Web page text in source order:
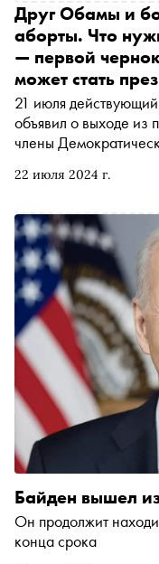
22 июля 2024 г.
Друг Обамы и
аборты. Что
— первой
может стать
21 июля
объявил о выходе из президентской гонки. Он и другие
члены
нужно знать о новом
Байден вышел
Он продолжит
конца срока